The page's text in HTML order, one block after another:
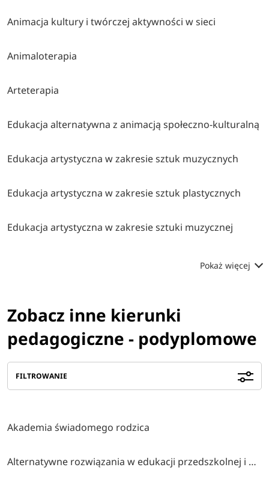
Animacja kultury i twórczej aktywności w sieci
Animaloterapia
Arteterapia
Edukacja alternatywna z animacją społeczno-kulturalną
Edukacja artystyczna w zakresie sztuk muzycznych
Edukacja artystyczna w zakresie sztuk plastycznych
Edukacja artystyczna w zakresie sztuki muzycznej
Pokaż więcej
Zobacz inne kierunki
pedagogiczne - podyplomowe
FILTROWANIE
Akademia świadomego rodzica
Alternatywne rozwiązania w edukacji przedszkolnej i wczesnoszkolnej